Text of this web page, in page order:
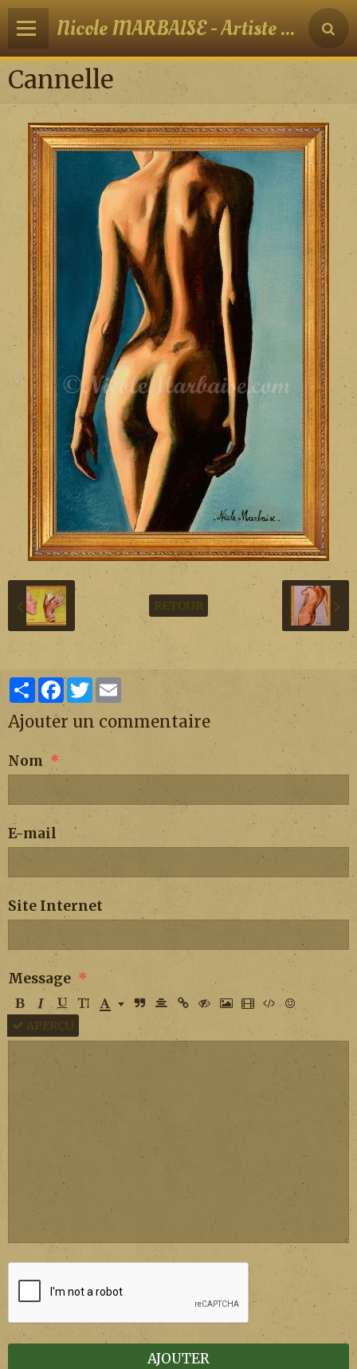
Nicole MARBAISE - Artiste peintre
Cannelle
RETOUR
PartagerFacebookTwitter
Email
Ajouter un commentaire
Nom
E-mail
Site Internet
Message
APERÇU
AJOUTER